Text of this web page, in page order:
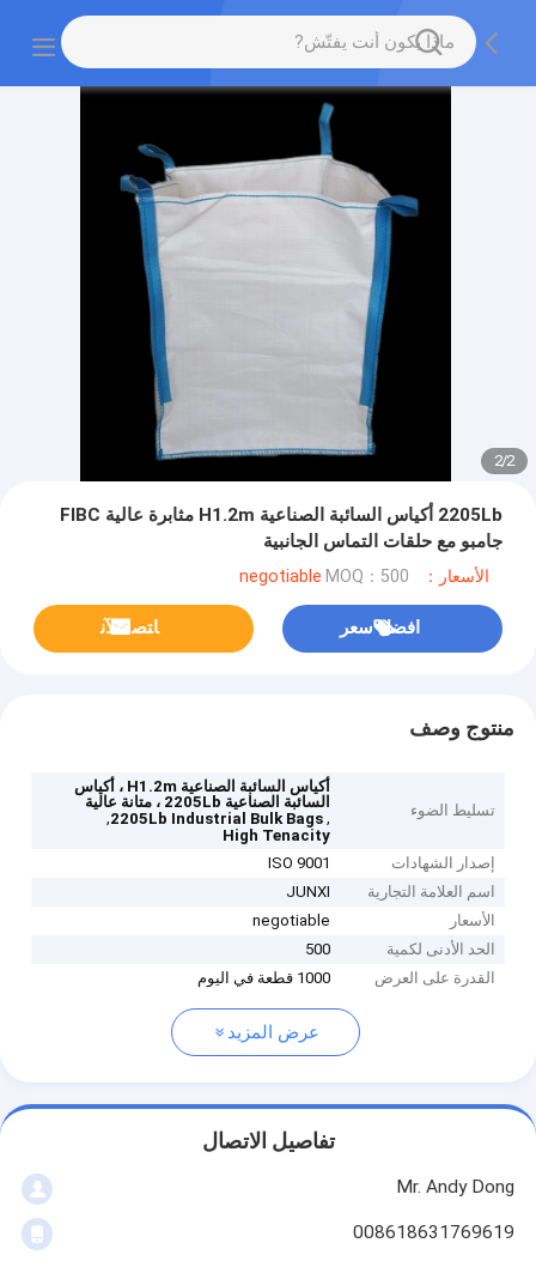
2
/
2
2205Lb أكياس السائبة الصناعية H1.2m مثابرة عالية FIBC
جامبو مع حلقات التماس الجانبية
الأسعار：negotiable MOQ：500
افضل سعر ﺎﺘﺼﻟ ﺍﻶﻧ
منتوج وصف
تسليط الضوء
أكياس السائبة الصناعية H1.2m ، أكياس
السائبة الصناعية 2205Lb ، متانة عالية
,
2205Lb Industrial Bulk Bags
,
High Tenacity
إصدار الشهادات
ISO 9001
اسم العلامة التجارية
JUNXI
الأسعار
negotiable
الحد الأدنى لكمية
500
القدرة على العرض
1000 قطعة في اليوم
عرض المزيد
تفاصيل الاتصال
Mr. Andy Dong
008618631769619